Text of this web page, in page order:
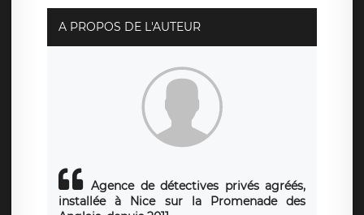
limitation du traitement relatif à vos données à caractère
données. Vous pouvez exercer ces droits auprès du délégué
de traitement est la société LÉGAVOX, sis 9 rue Léopold
Sédar Senghor, joignable à l’adresse mail :
responsabledetraitement@legavox.fr. Vous avez également
le droit d’introduire une réclamation auprès d’une autorité
A PROPOS DE L'AUTEUR
Agence de détectives privés agréés,
installée à Nice sur la Promenade des